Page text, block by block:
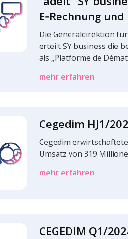
E‑Rechnung
Die Gene­ral­di­rek­tion
erteilt SY busi­ness die
als „Plat­forme de
mehr erfahren
Cegedim HJ1/
Cegedim
Umsatz von 319
mehr erfahren
CEGEDIM Q1/